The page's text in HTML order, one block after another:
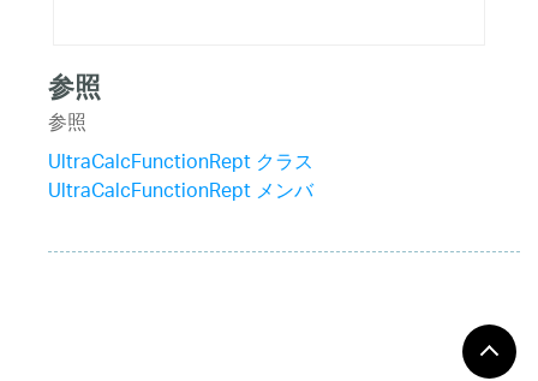
参照
参照
UltraCalcFunctionRept クラス
UltraCalcFunctionRept メンバ